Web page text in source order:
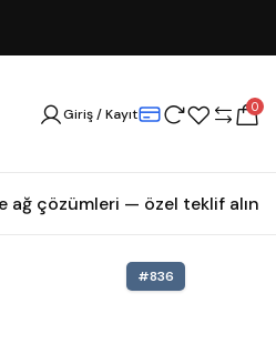
Giriş / Kayıt 0
ağ çözümleri — özel teklif alın
#836